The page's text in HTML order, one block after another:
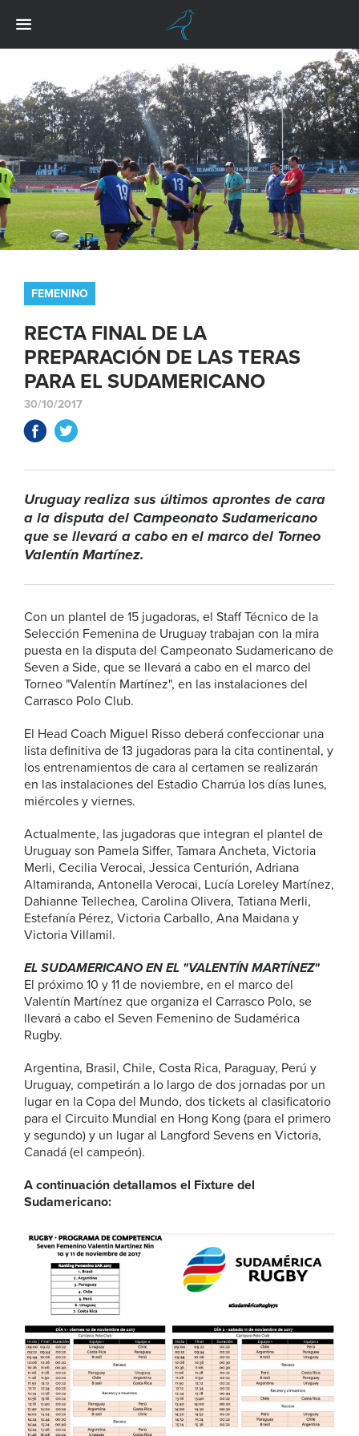
FEMENINO
RECTA FINAL DE LA
PREPARACIÓN DE LAS TERAS
PARA EL SUDAMERICANO
30/10/2017
Uruguay realiza sus últimos aprontes de cara
a la disputa del Campeonato Sudamericano
que se llevará a cabo en el marco del Torneo
Valentín Martínez.
Con un plantel de 15 jugadoras, el Staff Técnico de la
Selección Femenina de Uruguay trabajan con la mira
puesta en la disputa del Campeonato Sudamericano de
Seven a Side, que se llevará a cabo en el marco del
Torneo "Valentín Martínez", en las instalaciones del
Carrasco Polo Club.
El Head Coach Miguel Risso deberá confeccionar una
lista definitiva de 13 jugadoras para la cita continental, y
los entrenamientos de cara al certamen se realizarán
en las instalaciones del Estadio Charrúa los días lunes,
miércoles y viernes.
Actualmente, las jugadoras que integran el plantel de
Uruguay son Pamela Siffer, Tamara Ancheta, Victoria
Merli, Cecilia Verocai, Jessica Centurión, Adriana
Altamiranda, Antonella Verocai, Lucía Loreley Martínez,
Dahianne Tellechea, Carolina Olivera, Tatiana Merli,
Estefanía Pérez, Victoria Carballo, Ana Maidana y
Victoria Villamil.
EL SUDAMERICANO EN EL "VALENTÍN MARTÍNEZ"
El próximo 10 y 11 de noviembre, en el marco del
Valentín Martínez que organiza el Carrasco Polo, se
llevará a cabo el Seven Femenino de Sudamérica
Rugby.
Argentina, Brasil, Chile, Costa Rica, Paraguay, Perú y
Uruguay, competirán a lo largo de dos jornadas por un
lugar en la Copa del Mundo, dos tickets al clasificatorio
para el Circuito Mundial en Hong Kong (para el primero
y segundo) y un lugar al Langford Sevens en Victoria,
Canadá (el campeón).
A continuación detallamos el Fixture del
Sudamericano: